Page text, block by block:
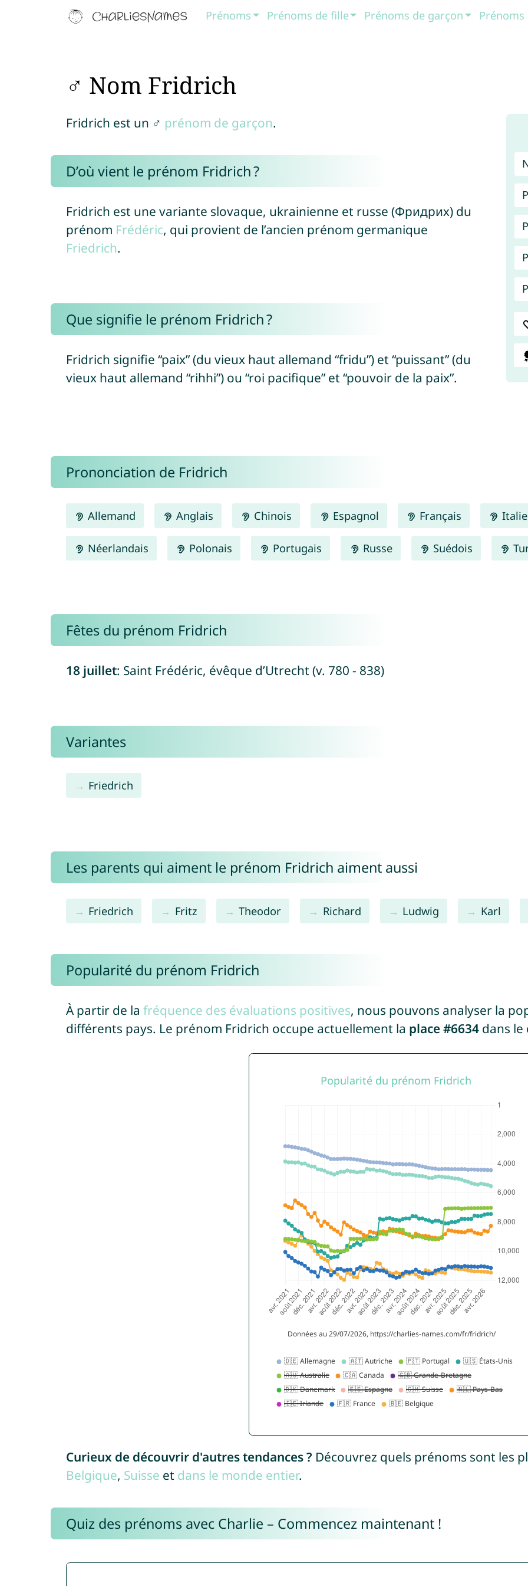
Prénoms Prénoms de fille Prénoms de garçon
♂ Nom Fridrich
Fridrich est un ♂ prénom de garçon.
D’où vient le prénom Fridrich ?
Fridrich est une variante slovaque, ukrainienne et russe (Фридрих) du
prénom Frédéric, qui provient de l’ancien prénom germanique
Friedrich.
Que signifie le prénom Fridrich ?
Fridrich signifie “paix” (du vieux haut allemand “fridu”) et “puissant” (du
vieux haut allemand “rihhi”) ou “roi pacifique” et “pouvoir de la paix”.
Prononciation de Fridrich
Allemand Anglais Chinois Espagnol Français
Néerlandais Polonais Portugais Russe Suédois
Fêtes du prénom Fridrich
18 juillet: Saint Frédéric, évêque d’Utrecht (v. 780 - 838)
Variantes
Friedrich
Les parents qui aiment le prénom Fridrich aiment aussi
Friedrich Fritz Theodor Richard Ludwig Karl
Popularité du prénom Fridrich
À partir de la fréquence des évaluations positives, nous pouvons analyser la
différents pays. Le prénom Fridrich occupe actuellement la place #6634dans le
Curieux de découvrir d'autres tendances ? Découvrez quels prénoms sont les
Belgique, Suisse et dans le monde entier.
Quiz des prénoms avec Charlie – Commencez maintenant !